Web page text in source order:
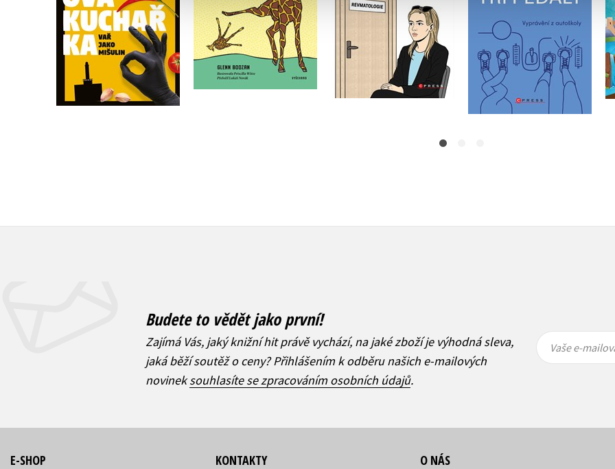
Do košíku
449 Kč
359 Kč
Do košíku
239 Kč
Do košíku
449 Kč
359 Kč
Do košíku
399 Kč
319 Kč
Budete to vědět jako první!
Zajímá Vás, jaký knižní hit právě vychází, na jaké zboží je výhodná sleva,
jaká běží soutěž o ceny? Přihlášením k odběru našich e-mailových
novineksouhlasíte se zpracováním osobních údajů.
mailová
mailová
Vaše e-
E-SHOP KONTAKTY O NÁS